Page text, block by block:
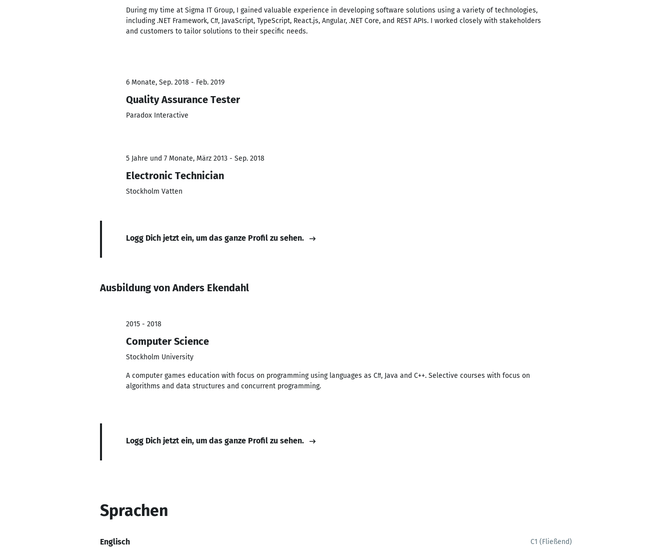
During my time at Sigma IT Group, I gained valuable experience in developing software solutions using a variety of technologies,
including .NET Framework, C#, JavaScript, TypeScript, React.js, Angular, .NET Core, and REST APIs. I worked closely with stakeholders
and customers to tailor solutions to their specific needs.
6 Monate, Sep. 2018 - Feb. 2019
Quality Assurance Tester
Paradox Interactive
5 Jahre und 7 Monate, März 2013 - Sep. 2018
Electronic Technician
Stockholm Vatten
Logg Dich jetzt ein, um das ganze Profil zu sehen.
Ausbildung von Anders Ekendahl
2015 - 2018
Computer Science
Stockholm University
A computer games education with focus on programming using languages as C#, Java and C++. Selective courses with focus on
algorithms and data structures and concurrent programming.
Logg Dich jetzt ein, um das ganze Profil zu sehen.
Sprachen
Englisch C1 (Fließend)